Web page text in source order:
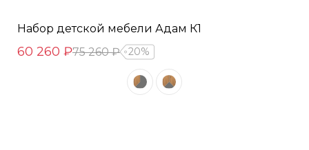
Набор детской мебели Адам К1
60 260 ₽75 260 ₽ 20%